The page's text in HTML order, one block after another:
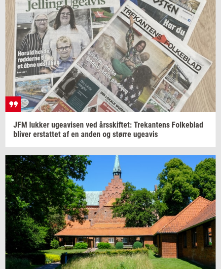
JFM luk­ker ugea­vi­sen ved års­skif­tet: Tre­kan­tens Fol­ke­blad
bli­ver er­stat­tet af en anden og stør­re ugea­vis